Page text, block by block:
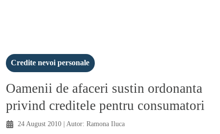
Credite nevoi personale
Oamenii de afaceri sustin ordonanta
privind creditele pentru consumatori
24 August 2010 | Autor: Ramona Iluca